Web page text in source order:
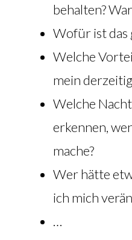
behalten?
Wofür ist das
Welche
mein
Welche
erkennen,
mache?
Wer hätte
ich mich
…